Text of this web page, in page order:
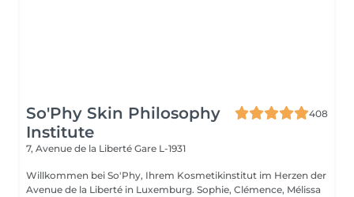
So'Phy Skin Philosophy
Institute
408
7, Avenue de la Liberté Gare L-1931
Willkommen bei So'Phy, Ihrem Kosmetikinstitut im Herzen der
Avenue de la Liberté in Luxemburg. Sophie, Clémence, Mélissa